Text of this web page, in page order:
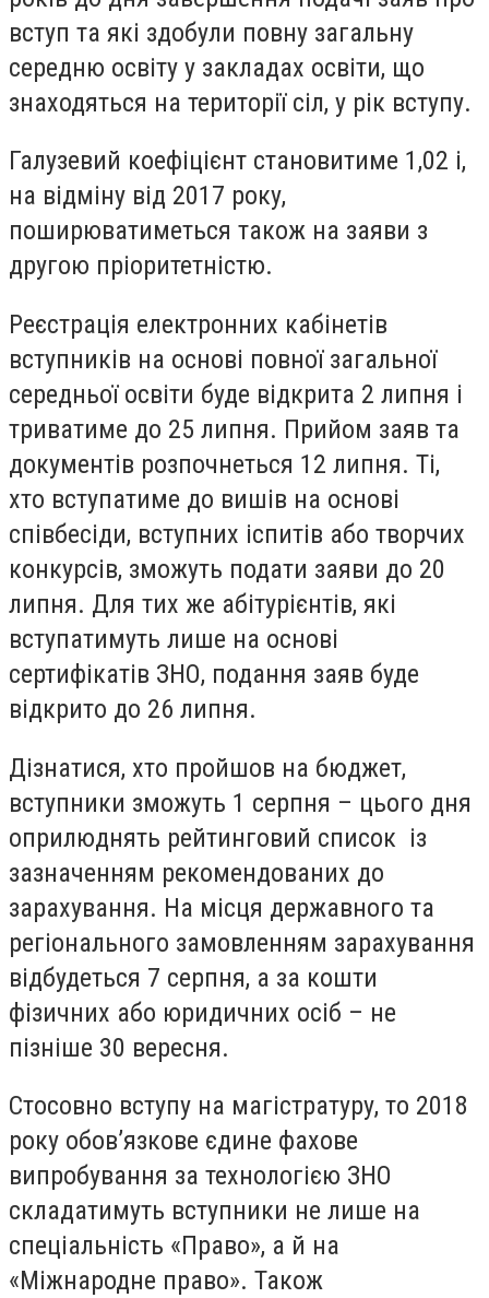
вступ та які здобули повну загальну
середню освіту у закладах освіти, що
знаходяться на території сіл, у рік вступу.
Галузевий коефіцієнт становитиме 1,02 і,
на відміну від 2017 року,
поширюватиметься також на заяви з
другою пріоритетністю.
Реєстрація електронних кабінетів
вступників на основі повної загальної
середньої освіти буде відкрита 2 липня і
триватиме до 25 липня. Прийом заяв та
документів розпочнеться 12 липня. Ті,
хто вступатиме до вишів на основі
співбесіди, вступних іспитів або творчих
конкурсів, зможуть подати заяви до 20
липня. Для тих же абітурієнтів, які
вступатимуть лише на основі
сертифікатів ЗНО, подання заяв буде
відкрито до 26 липня.
Дізнатися, хто пройшов на бюджет,
вступники зможуть 1 серпня – цього дня
оприлюднять рейтинговий список із
зазначенням рекомендованих до
зарахування. На місця державного та
регіонального замовленням зарахування
відбудеться 7 серпня, а за кошти
фізичних або юридичних осіб – не
пізніше 30 вересня.
Стосовно вступу на магістратуру, то 2018
року обов’язкове єдине фахове
випробування за технологією ЗНО
складатимуть вступники не лише на
спеціальність «Право», а й на
«Міжнародне право». Також